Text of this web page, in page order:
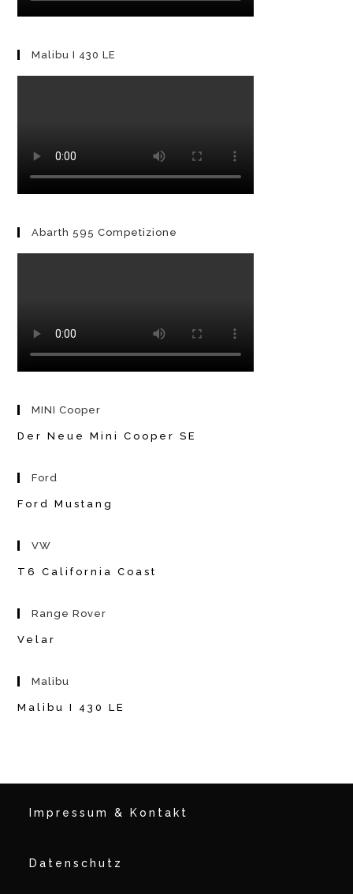
Malibu I 430 LE
Abarth 595 Competizione
MINI Cooper
Der Neue Mini Cooper SE
Ford
Ford Mustang
VW
T6 California Coast
Range Rover
Velar
Malibu
Malibu I 430 LE
Impressum & Kontakt
Datenschutz